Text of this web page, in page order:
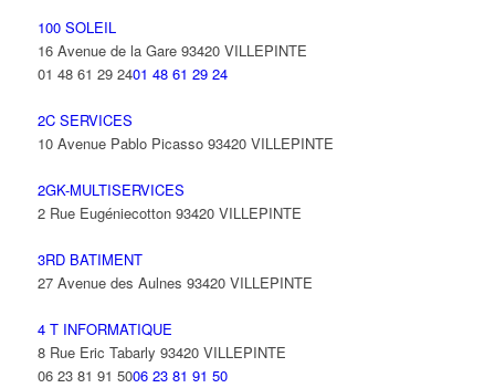
100 SOLEIL
16 Avenue de la Gare 93420 VILLEPINTE
01 48 61 29 2401 48 61 29 24
2C SERVICES
10 Avenue Pablo Picasso 93420 VILLEPINTE
2GK-MULTISERVICES
2 Rue Eugéniecotton 93420 VILLEPINTE
3RD BATIMENT
27 Avenue des Aulnes 93420 VILLEPINTE
4 T INFORMATIQUE
8 Rue Eric Tabarly 93420 VILLEPINTE
06 23 81 91 5006 23 81 91 50